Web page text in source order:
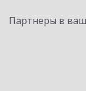
Партнеры в